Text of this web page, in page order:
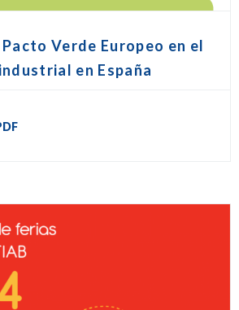
Verde Europeo en el
en España